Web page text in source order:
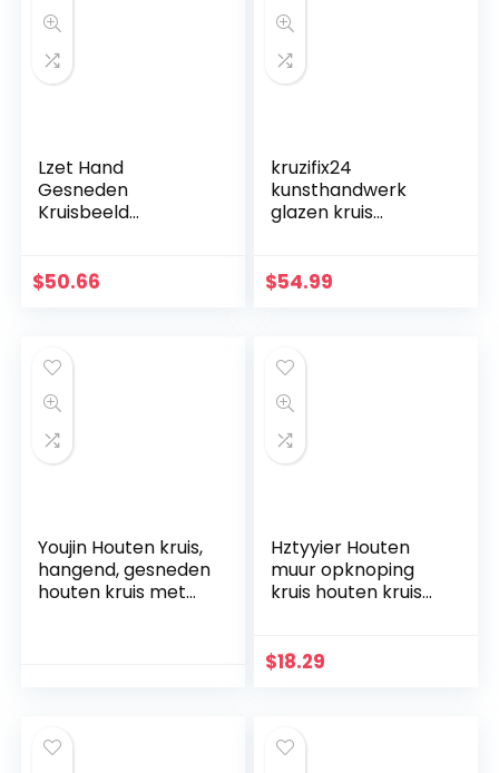
Lzet Hand
Gesneden
Kruisbeeld
Hars Materiaal
$50.66
kruzifix24
kunsthandwerk
glazen kruis
aquamarijn goud
$54.99
Youjin Houten kruis,
hangend, gesneden
houten kruis met
Hztyyier Houten
muur opknoping
kruis houten kruis
kruis, Jezus Christus
$18.29